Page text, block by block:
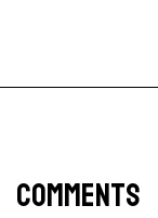
COMMENTS